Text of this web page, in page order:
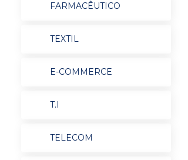
FARMACÊUTICO
TEXTIL
E-COMMERCE
T.I
TELECOM